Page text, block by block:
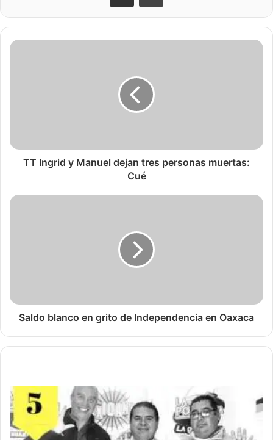
TT Ingrid y Manuel dejan tres personas muertas:
Cué
Saldo blanco en grito de Independencia en Oaxaca